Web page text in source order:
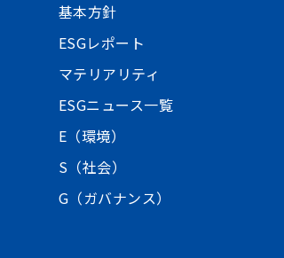
基本方針
ESGレポート
マテリアリティ
ESGニュース一覧
E（環境）
S（社会）
G（ガバナンス）